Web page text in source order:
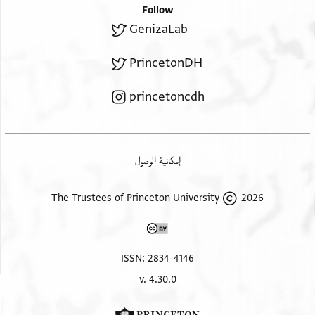
Follow
GenizaLab
PrincetonDH
princetoncdh
إمكانية الوصول
2026 The Trustees of Princeton University
ISSN: 2834-4146
v. 4.30.0